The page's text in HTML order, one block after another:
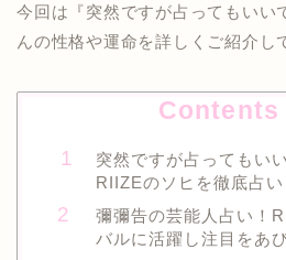
今回は『突然ですが占ってもいい
んの性格や運命を詳しくご紹介し
Contents
突然ですが占ってもい
RIIZEのソヒを徹底占い
彌彌告の芸能人占い！
バルに活躍し注目をあ